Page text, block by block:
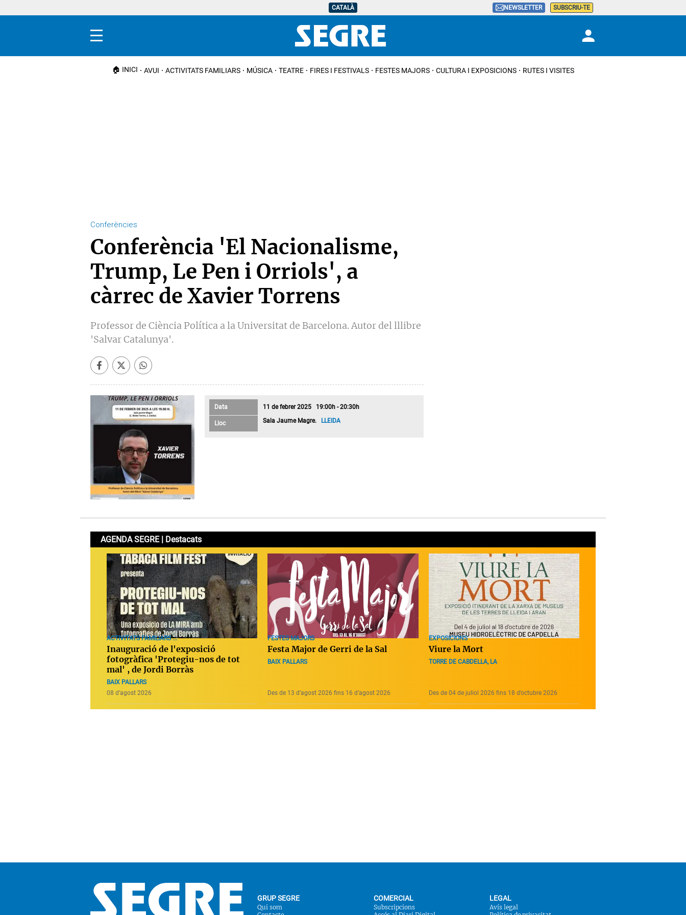
CATALÀ NEWSLETTER SUBSCRIU-TE
Menú
🏠 INICI AVUI ACTIVITATS FAMILIARS MÚSICA TEATRE FIRES I FESTIVALS FESTES MAJORS CULTURA I EXPOSICIONS RUTES I VISITES
Conferències
Conferència 'El Nacionalisme,
Trump, Le Pen i Orriols', a
càrrec de Xavier Torrens
Professor de Ciència Política a la Universitat de Barcelona. Autor del lllibre
'Salvar Catalunya'.
Data 11 de febrer 2025 19:00h - 20:30h
Lloc Sala Jaume Magre. LLEIDA
AGENDA SEGRE | Destacats
ACTIVITATS FAMILIARS ...
Inauguració de l'exposició
fotogràfica 'Protegiu-nos de tot
mal' , de Jordi Borràs
BAIX PALLARS
08 d’agost 2026
FESTES MAJORS
Festa Major de Gerri de la Sal
BAIX PALLARS
Des de 13 d’agost 2026 fins 16 d’agost 2026
EXPOSICIONS
Viure la Mort
TORRE DE CABDELLA, LA
Des de 04 de juliol 2026 fins 18 d’octubre 2026
GRUP SEGRE
Qui som
COMERCIAL
Subscripcions
LEGAL
Avís legal